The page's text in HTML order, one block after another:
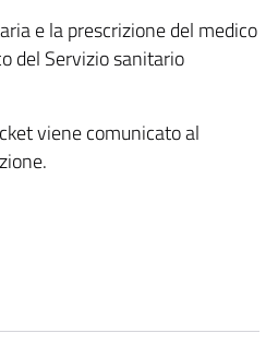
e la prescrizione del medico
del Servizio sanitario
viene comunicato al